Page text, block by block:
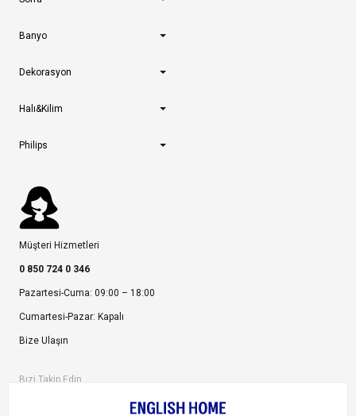
Banyo
Dekorasyon
Halı&Kilim
Philips
Müşteri Hizmetleri
0 850 724 0 346
Pazartesi-Cuma: 09:00 – 18:00
Cumartesi-Pazar: Kapalı
Bize Ulaşın
Bizi Takip Edin